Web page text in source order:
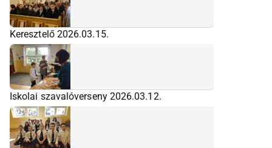
Keresztelő 2026.03.15.
Iskolai szavalóverseny 2026.03.12.